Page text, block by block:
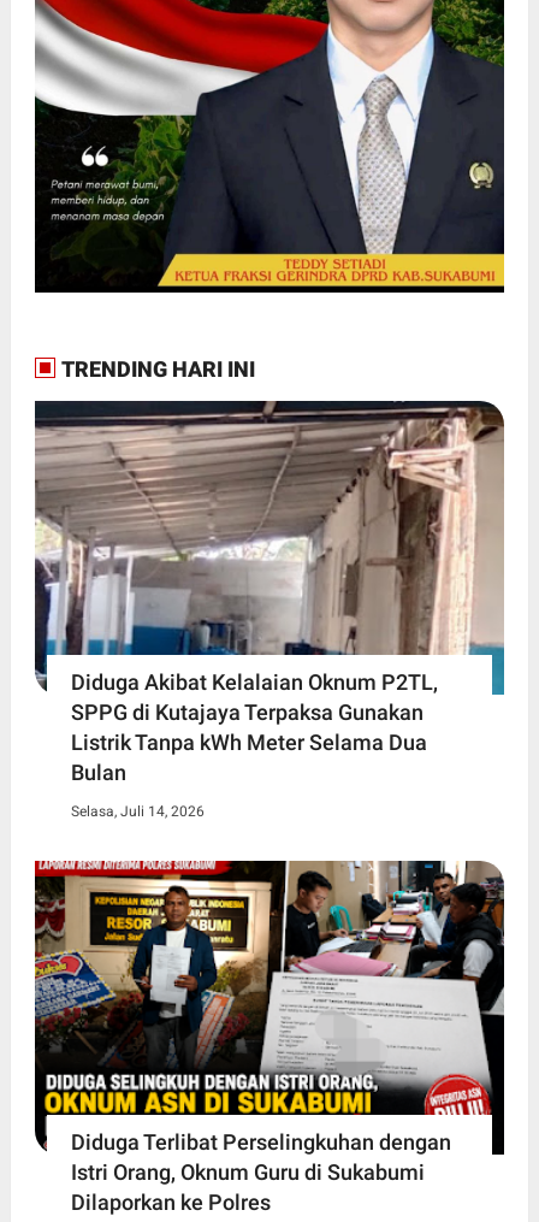
TRENDING HARI INI
Diduga Akibat Kelalaian Oknum P2TL,
SPPG di Kutajaya Terpaksa Gunakan
Listrik Tanpa kWh Meter Selama Dua
Bulan
Selasa, Juli 14, 2026
Diduga Terlibat Perselingkuhan dengan
Istri Orang, Oknum Guru di Sukabumi
Dilaporkan ke Polres